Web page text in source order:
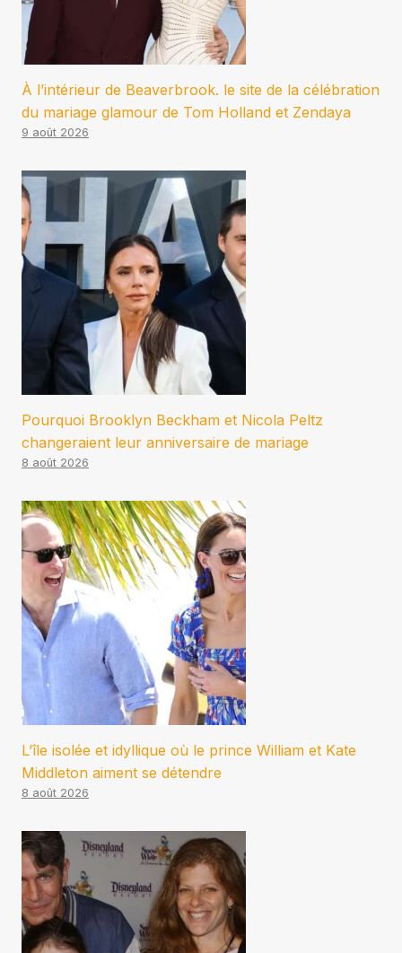
À l’intérieur de Beaverbrook. le site de la célébration
du mariage glamour de Tom Holland et Zendaya
9 août 2026
Pourquoi Brooklyn Beckham et Nicola Peltz
changeraient leur anniversaire de mariage
8 août 2026
L’île isolée et idyllique où le prince William et Kate
Middleton aiment se détendre
8 août 2026